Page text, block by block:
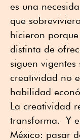
es una
que
hicieron
distinta de
siguen
creatividad no
habilidad
La creatividad
transforma. Y
México: pasar